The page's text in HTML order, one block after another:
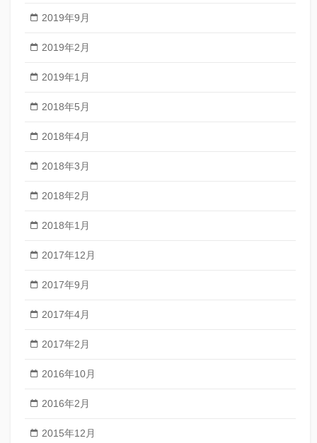
2019年9月
2019年2月
2019年1月
2018年5月
2018年4月
2018年3月
2018年2月
2018年1月
2017年12月
2017年9月
2017年4月
2017年2月
2016年10月
2016年2月
2015年12月